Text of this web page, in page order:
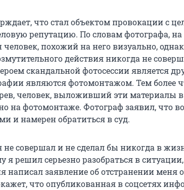
что стал объектом провокации с
репутацию. По словам фотографа, на
похожий на него визуально,
действия никогда не
скандальной фотосессии является
являются фотомонтажом. Тем более
человек, выложивший эти материалы в
на фотомонтаже. Фотограф заявил, что
и намерен обратиться в суд.
не совершал и не сделал бы никогда в
я решил серьезно разобраться в
написал заявление об отстранении меня
что опубликованная в соцсетях